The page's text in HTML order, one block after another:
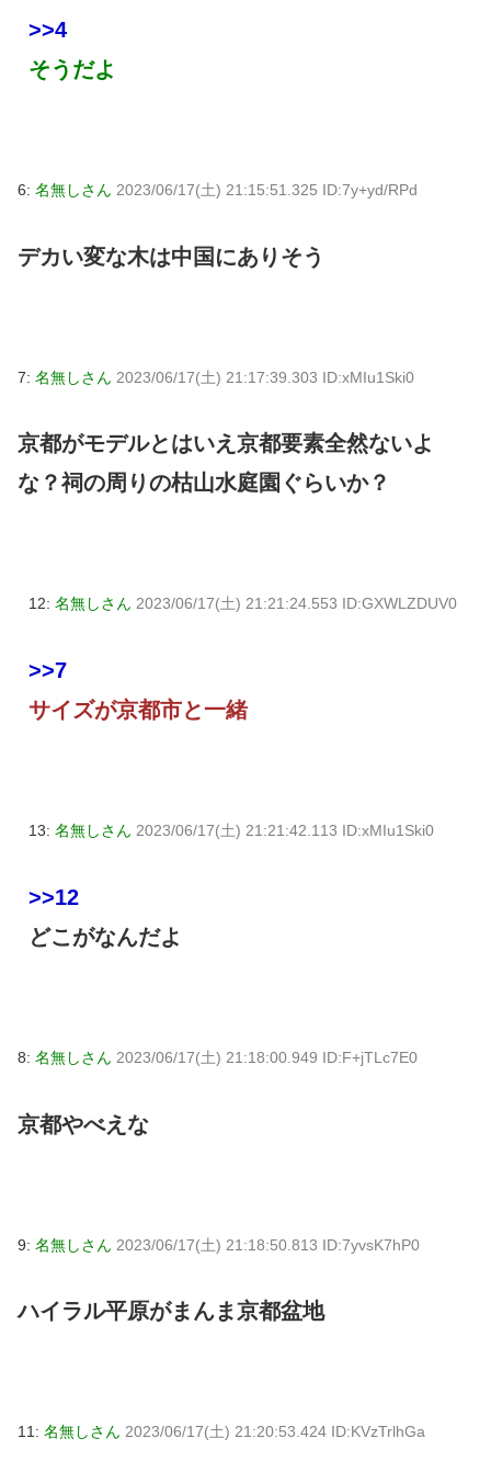
>>4
そうだよ
6: 名無しさん 2023/06/17(土) 21:15:51.325 ID:7y+yd/RPd
デカい変な木は中国にありそう
7: 名無しさん 2023/06/17(土) 21:17:39.303 ID:xMIu1Ski0
京都がモデルとはいえ京都要素全然ないよ
な？祠の周りの枯山水庭園ぐらいか？
12: 名無しさん 2023/06/17(土) 21:21:24.553 ID:GXWLZDUV0
>>7
サイズが京都市と一緒
13: 名無しさん 2023/06/17(土) 21:21:42.113 ID:xMIu1Ski0
>>12
どこがなんだよ
8: 名無しさん 2023/06/17(土) 21:18:00.949 ID:F+jTLc7E0
京都やべえな
9: 名無しさん 2023/06/17(土) 21:18:50.813 ID:7yvsK7hP0
ハイラル平原がまんま京都盆地
11: 名無しさん 2023/06/17(土) 21:20:53.424 ID:KVzTrlhGa